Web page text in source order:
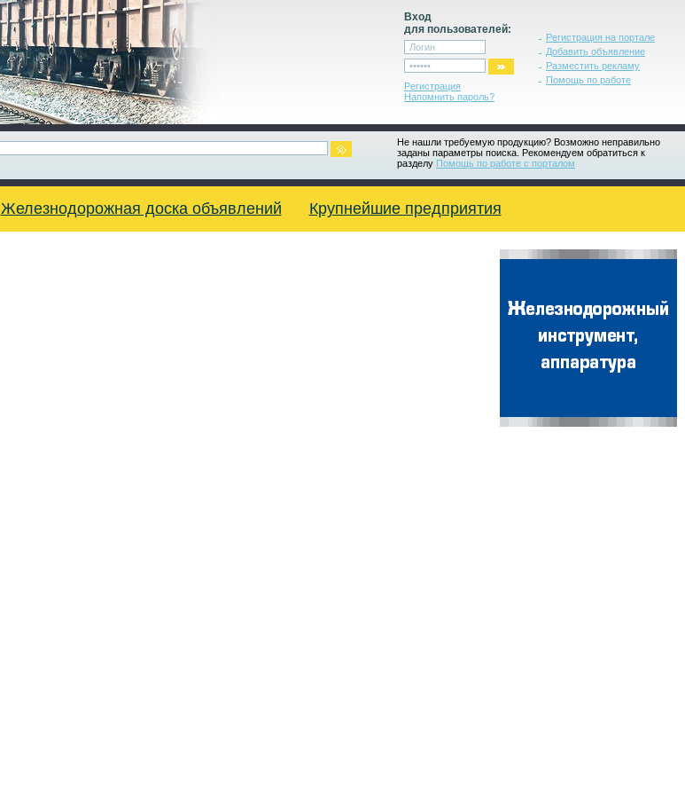
Вход
для пользователей:
Регистрация
Напомнить пароль?
Регистрация на портале
Добавить объявление
Разместить рекламу
Помощь по работе
Не нашли требуемую продукцию? Возможно неправильно
заданы параметры поиска. Рекомендуем обратиться к
разделу Помощь по работе с порталом
Железнодорожная доска объявлений Крупнейшие предприятия